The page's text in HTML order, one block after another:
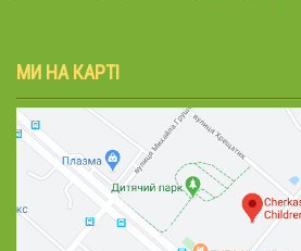
МИ НА КАРТІ